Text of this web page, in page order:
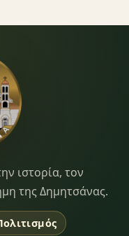
ιστορία, τον
της Δημητσάνας.